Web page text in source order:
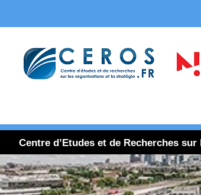
Centre d’Etudes et de Recherches